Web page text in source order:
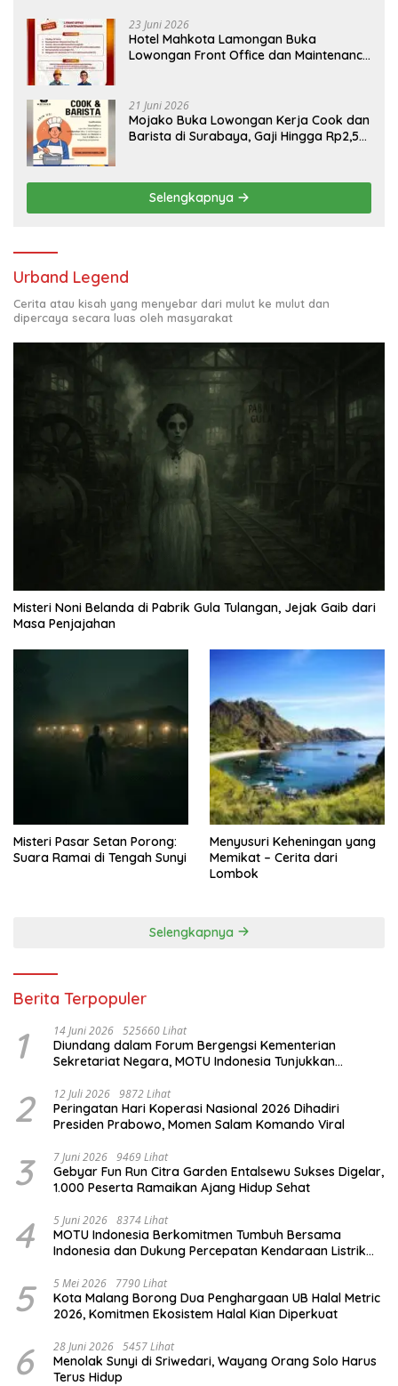
23 Juni 2026
Hotel Mahkota Lamongan Buka
Lowongan Front Office dan Maintenance
21 Juni 2026
Mojako Buka Lowongan Kerja Cook dan
Barista di Surabaya, Gaji Hingga Rp2,5
Selengkapnya
Urband Legend
Cerita atau kisah yang menyebar dari mulut ke mulut dan
dipercaya secara luas oleh masyarakat
Misteri Noni Belanda di Pabrik Gula Tulangan, Jejak Gaib dari
Masa Penjajahan
Misteri Pasar Setan Porong:
Suara Ramai di Tengah Sunyi
Menyusuri Keheningan yang
Memikat – Cerita dari
Lombok
Selengkapnya
Berita Terpopuler
1 14 Juni 2026 525660 Lihat
Diundang dalam Forum Bergengsi Kementerian
Sekretariat Negara, MOTU Indonesia Tunjukkan
2 12 Juli 2026 9872 Lihat
Peringatan Hari Koperasi Nasional 2026 Dihadiri
Presiden Prabowo, Momen Salam Komando Viral
3 7 Juni 2026 9469 Lihat
Gebyar Fun Run Citra Garden Entalsewu Sukses Digelar,
1.000 Peserta Ramaikan Ajang Hidup Sehat
4 5 Juni 2026 8374 Lihat
MOTU Indonesia Berkomitmen Tumbuh Bersama
Indonesia dan Dukung Percepatan Kendaraan Listrik
5 5 Mei 2026 7790 Lihat
Kota Malang Borong Dua Penghargaan UB Halal Metric
2026, Komitmen Ekosistem Halal Kian Diperkuat
6 28 Juni 2026 5457 Lihat
Menolak Sunyi di Sriwedari, Wayang Orang Solo Harus
Terus Hidup